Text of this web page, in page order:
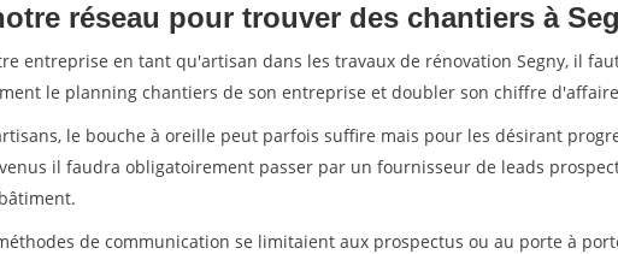
réseau pour trouver des chantiers à
entreprise en tant qu'artisan dans les travaux de rénovation Segny, il
le planning chantiers de son entreprise et doubler son chiffre
le bouche à oreille peut parfois suffire mais pour les désirant
il faudra obligatoirement passer par un fournisseur de leads
de communication se limitaient aux prospectus ou au porte à